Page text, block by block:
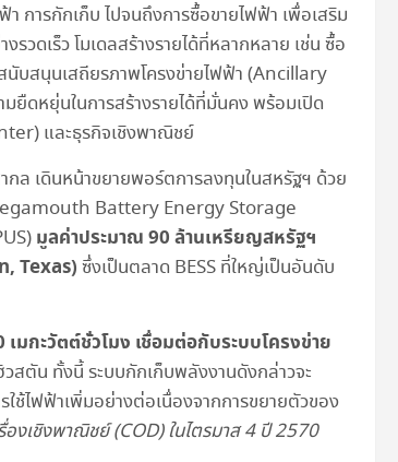
การกักเก็บ ไปจนถึงการซื้อขายไฟฟ้า เพื่อเสริม
ดเร็ว โมเดลสร้างรายได้ที่หลากหลาย เช่น ซื้อ
นับสนุนเสถียรภาพโครงข่ายไฟฟ้า (Ancillary
ดหยุ่นในการสร้างรายได้ที่มั่นคง พร้อมเปิด
และธุรกิจเชิงพาณิชย์
ล เดินหน้าขยายพอร์ตการลงทุนในสหรัฐฯ ด้วย
Battery Energy Storage
มูลค่าประมาณ 90 ล้านเหรียญสหรัฐฯ
Texas) ซึ่งเป็นตลาด BESS ที่ใหญ่เป็นอันดับ
มกะวัตต์ชั่วโมง เชื่อมต่อกับระบบโครงข่าย
สตัน ทั้งนี้ ระบบกักเก็บพลังงานดังกล่าวจะ
ใช้ไฟฟ้าเพิ่มอย่างต่อเนื่องจากการขยายตัวของ
รื่องเชิงพาณิชย์ (COD) ในไตรมาส 4 ปี 2570